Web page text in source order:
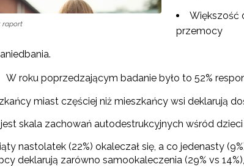
"Programy i projekty Wydziału"
"Program wychowawczo-profilaktyczny szkoły"
"Materiały do pobrania"
raport
Większość
przemocy
W roku poprzedzającym badanie było to 52%
miast częściej niż mieszkańcy wsi deklarują
jest skala zachowań autodestrukcyjnych wśród
nastolatek (22%) okaleczał się, a co jedenasty
deklarują zarówno samookaleczenia (29% vs